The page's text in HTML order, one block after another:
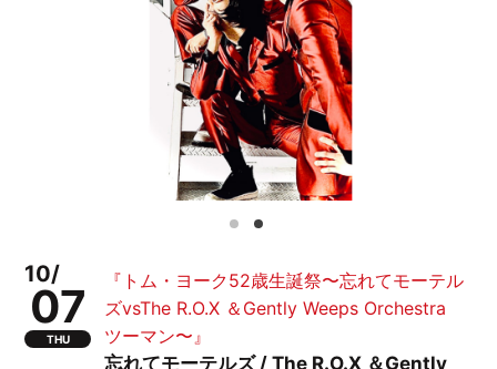
10/
07
THU
『トム・ヨーク52歳生誕祭〜忘れてモーテル
ズvsThe R.O.X ＆Gently Weeps Orchestra
ツーマン〜』
忘れてモーテルズ / The R.O.X ＆Gently